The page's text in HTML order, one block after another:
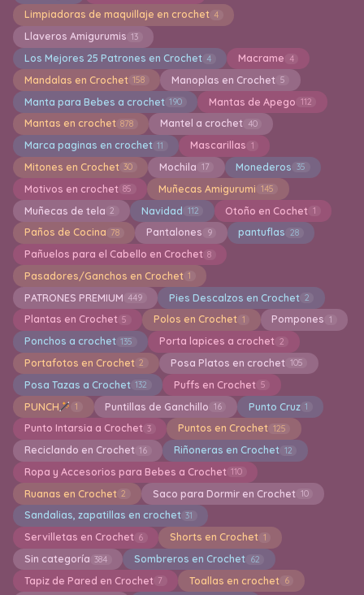
Limpiadoras de maquillaje en crochet 4
Llaveros Amigurumis 13
Los Mejores 25 Patrones en Crochet 4 Macrame 4
Mandalas en Crochet 158 Manoplas en Crochet 5
Manta para Bebes a crochet 190 Mantas de Apego 112
Mantas en crochet 878 Mantel a crochet 40
Marca paginas en crochet 11 Mascarillas 1
Mitones en Crochet 30 Mochila 17 Monederos 35
Motivos en crochet 85 Muñecas Amigurumi 145
Muñecas de tela 2 Navidad 112 Otoño en Cochet 1
Paños de Cocina 78 Pantalones 9 pantuflas 28
Pañuelos para el Cabello en Crochet 8
Pasadores/Ganchos en Crochet 1
PATRONES PREMIUM 449 Pies Descalzos en Crochet 2
Plantas en Crochet 5 Polos en Crochet 1 Pompones 1
Ponchos a crochet 135 Porta lapices a crochet 2
Portafotos en Crochet 2 Posa Platos en crochet 105
Posa Tazas a Crochet 132 Puffs en Crochet 5
PUNCH 1 Puntillas de Ganchillo 16 Punto Cruz 1
Punto Intarsia a Crochet 3 Puntos en Crochet 125
Reciclando en Crochet 16 Riñoneras en Crochet 12
Ropa y Accesorios para Bebes a Crochet 110
Ruanas en Crochet 2 Saco para Dormir en Crochet 10
Sandalias, zapatillas en crochet 31
Servilletas en Crochet 6 Shorts en Crochet 1
Sin categoría 384 Sombreros en Crochet 62
Tapiz de Pared en Crochet 7 Toallas en crochet 6